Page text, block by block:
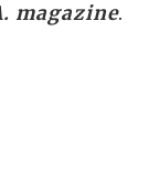
magazine.